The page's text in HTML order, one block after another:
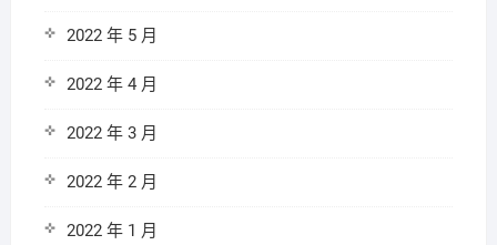
2022 年 5 月
2022 年 4 月
2022 年 3 月
2022 年 2 月
2022 年 1 月